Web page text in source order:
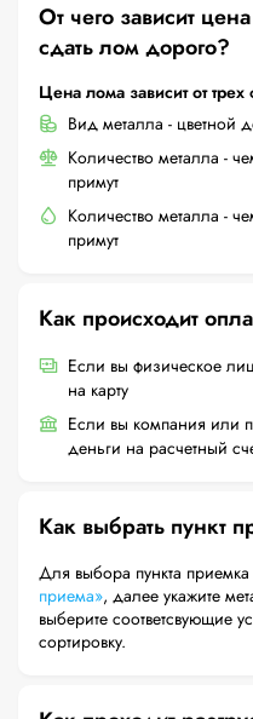
От чего зависит
сдать лом дорого?
Цена лома зависит от трех
Вид металла - цветной
Количество металла -
примут
Количество металла -
примут
Как происходит
Если вы физическое
на карту
Если вы компания или
деньги на расчетный
Как выбрать пункт
Для выбора пункта
приема», далее укажите
выберите соответсвующие услуги и интересующую Вас
сортировку.